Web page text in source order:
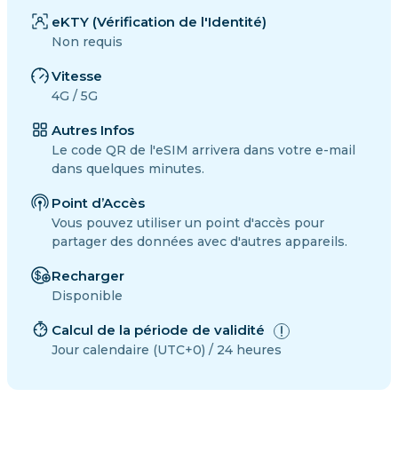
eKTY (Vérification de l'Identité)
Non requis
Vitesse
4G / 5G
Autres Infos
Le code QR de l'eSIM arrivera dans votre e-mail
dans quelques minutes.
Point d’Accès
Vous pouvez utiliser un point d'accès pour
partager des données avec d'autres appareils.
Recharger
Disponible
Calcul de la période de validité
Jour calendaire (UTC+0) / 24 heures